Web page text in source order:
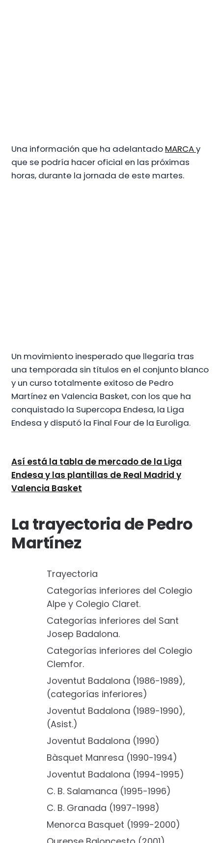
Una información que ha adelantado MARCAy
que se podría hacer oficial en las próximas
horas, durante la jornada de este martes.
Un movimiento inesperado que llegaría tras
una temporada sin títulos en el conjunto blanco
y un curso totalmente exitoso de Pedro
Martínez en Valencia Basket, con los que ha
conquistado la Supercopa Endesa, la Liga
Endesa y disputó la Final Four de la Euroliga.
Así está la tabla de mercado de la Liga
Endesa y las plantillas de Real Madrid y
Valencia Basket
La trayectoria de Pedro
Martínez
Trayectoria
Categorías inferiores del Colegio
Alpe y Colegio Claret.
Categorías inferiores del Sant
Josep Badalona.
Categorías inferiores del Colegio
Clemfor.
Joventut Badalona (1986-1989),
(categorías inferiores)
Joventut Badalona (1989-1990),
(Asist.)
Joventut Badalona (1990)
Bàsquet Manresa (1990-1994)
Joventut Badalona (1994-1995)
C. B. Salamanca (1995-1996)
C. B. Granada (1997-1998)
Menorca Basquet (1999-2000)